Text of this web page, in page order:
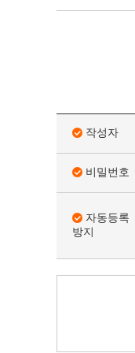
작성자
비밀번호
자동등록
방지